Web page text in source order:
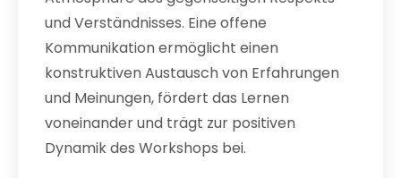
und Verständnisses. Eine offene
Kommunikation ermöglicht einen
konstruktiven Austausch von Erfahrungen
und Meinungen, fördert das Lernen
voneinander und trägt zur positiven
Dynamik des Workshops bei.